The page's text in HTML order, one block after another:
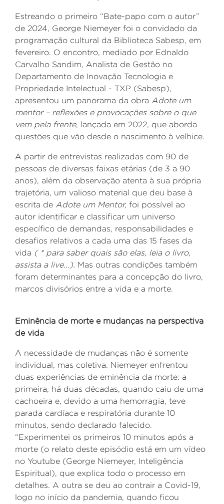
Estreando o primeiro “Bate-papo com o autor”
de 2024, George Niemeyer foi o convidado da
programação cultural da Biblioteca Sabesp, em
fevereiro. O encontro, mediado por Ednaldo
Carvalho Sandim, Analista de Gestão no
Departamento de Inovação Tecnologia e
Propriedade Intelectual - TXP (Sabesp),
apresentou um panorama da obra Adoteum
mentor – reflexões e provocações sobre o que
vem pela frente, lançada em 2022, que aborda
questões que vão desde o nascimento à velhice.
A partir de entrevistas realizadas com 90 de
pessoas de diversas faixas etárias (de 3 a 90
anos), além da observação atenta à sua própria
trajetória, um valioso material que deu base à
escrita de Adote um Mentor, foi possível ao
autor identificar e classificar um universo
específico de demandas, responsabilidades e
desafios relativos a cada uma das 15 fases da
vida ( * para saber quais são elas, leia o livro,
assista a live...). Mas outras condições também
foram determinantes para a concepção do livro,
marcos divisórios entre a vida e a morte.
Eminência de morte e mudanças na perspectiva
de vida
A necessidade de mudanças não é somente
individual, mas coletiva. Niemeyer enfrentou
duas experiências de eminência da morte: a
primeira, há duas décadas, quando caiu de uma
cachoeira e, devido a uma hemorragia, teve
parada cardíaca e respiratória durante 10
minutos, sendo declarado falecido.
“Experimentei os primeiros 10 minutos após a
morte (o relato deste episódio está em um vídeo
no Youtube (George Niemeyer, Inteligência
Espiritual), que explica todo o processo em
detalhes. A outra se deu ao contrair a Covid-19,
logo no início da pandemia, quando ficou